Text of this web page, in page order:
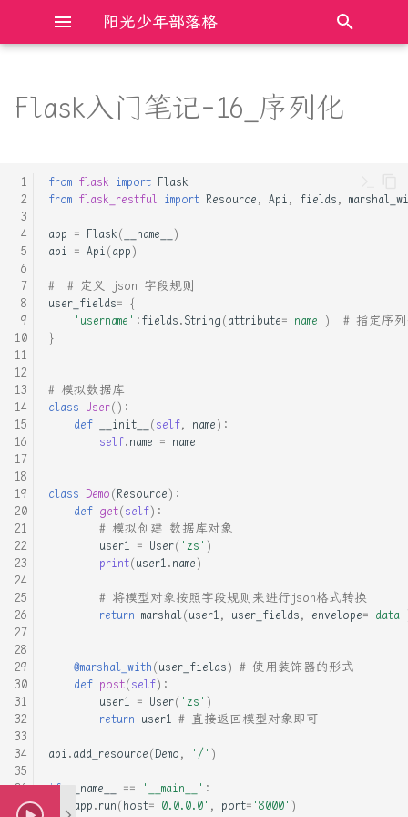
阳光少年部落格
始
搜
索
Electron前端框架完全入门
JavaScript中的new和原型原
型链
JavaScript中的防抖和节流
JavaScript程序设计语言完全
入门
TypeScript基础入门笔记
VUE-插槽详细图解
VUE前端框架完全入门
es6模板字符串和新增方法
html-css:浮动_清除浮动
html_css完全入门
js实现 有限状态自动机 实现
的词法分析器
rust的gui框架 slint学习
typecho的handsome主题设置
播放器的自动隐藏
Bochs模拟器 时钟clock设置
Mac 快速安装adb
OneinStack 安装nginx, 并配
置一个网站
PY_JS 单元素字典简便获取
k,v
Python-APSchedule:定时任务
Python3读写CSV文件
Py快速识别文本编码_去除标
签获得文本
Ubuntu16.04安装生产环境
bocsh安装指南, 必看, 这个
软件有坑
centos5.8的配置yum和epel
centos下配置远程开发rust工
具链
centos安装docker, 并在
docker 安装宝塔以及ssh服务
AXI总线总结
C++与Rust操作裸指针的比较
Linux下动态链接库版本管理
及查找加载方式
Linux共享内存最透彻的一篇
Python3 cpython优化 实现解
释器并行
RUST死灵书-子类型和型变
Rust - MaybeUninit未初始化
内存
Rust Async: Pin概念解析
Rust Runtime 与 ABI
Rust std-any 模块详解
Rust 中的型变
Rust 之不可为-暴露内部结构
Rust 之不可为-滥用getter
什么是双花攻击
SMA等算法代码
通达信中SMA等函数与注释说
明不符的探究
Flask入门笔记-16_序列化
from flask import Flask
from flask_restful import Resource, Api , fields,
app = Flask( __name__
)
api
= Api (app)
#  # 定义 json 字段规则
user_fields= {
'username' :fields.String(attribute= 'name' )
# 指定序
}
# 模拟数据库
class User():
def
__init__ (self, name):
self.name = name
class Demo(Resource):
def get(self):
# 模拟创建 数据库对象
user1
= User( 'zs' )
print(user1 .name)
# 将模型对象按照字段规则来进行json格式转换
return marshal(user1 , user_fields, envelope= 'data'
@marshal_with(user_fields) # 使用装饰器的形式
def post(self):
user1
= User( 'zs' )
return user1 # 直接返回模型对象即可
api .add_resource(Demo, '/' )
if __name__ == '__main__' :
app.run(host= '0.0.0.0' , port= '8000' )